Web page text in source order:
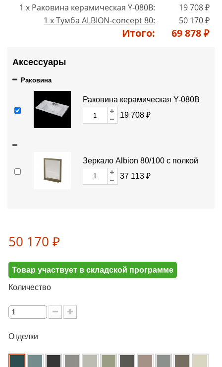
1 x Раковина керамическая Y-080B:
19 708 ₽
1 x Тумба ALBION-concept 80:
50 170 ₽
Итого: 69 878 ₽
Аксессуары
Раковина
Раковина керамическая Y-080B
19 708 ₽
Зеркало Albion 80/100 с полкой
37 113 ₽
50 170 ₽
Товар участвует в складской программе
Количество
Отделки